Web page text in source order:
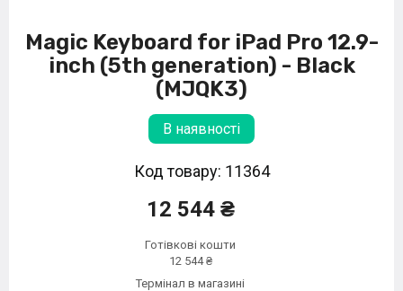
Magic Keyboard for iPad Pro 12.9-
inch (5th generation) - Black
(MJQK3)
В наявності
Код товару: 11364
12 544 ₴
Готівкові кошти
12 544 ₴
Термінал в магазині